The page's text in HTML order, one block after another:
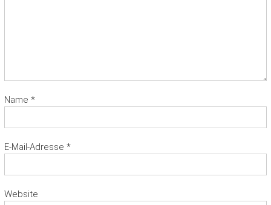
Name *
E-Mail-Adresse *
Website